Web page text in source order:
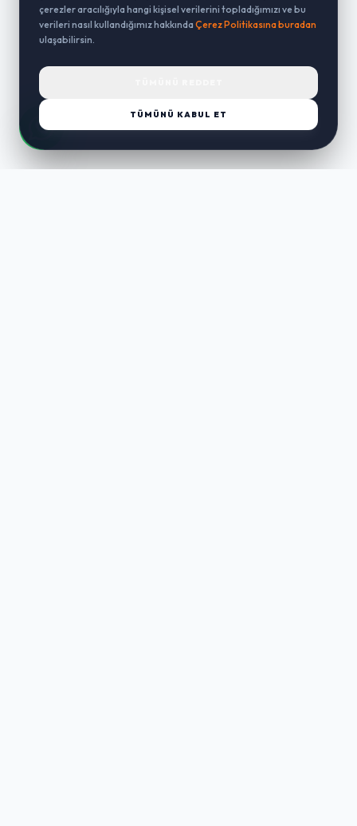
çerezler aracılığıyla hangi kişisel verilerini topladığımızı ve bu
verileri nasıl kullandığımız hakkında Çerez Politikasına buradan
ulaşabilirsin.
TÜMÜNÜ KABUL ET